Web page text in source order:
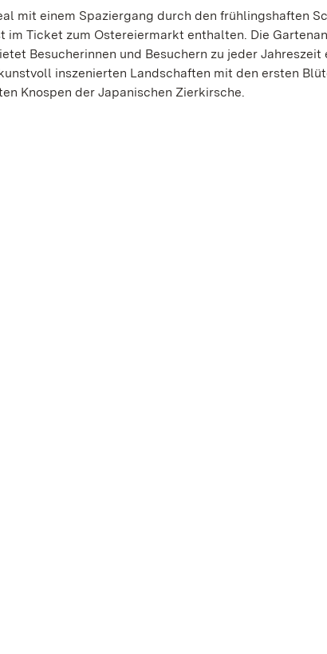
mit einem Spaziergang durch den frühlingshaften
Ticket zum Ostereiermarkt enthalten. Die
Besucherinnen und Besuchern zu jeder Jahreszeit
inszenierten Landschaften mit den ersten
Knospen der Japanischen Zierkirsche.